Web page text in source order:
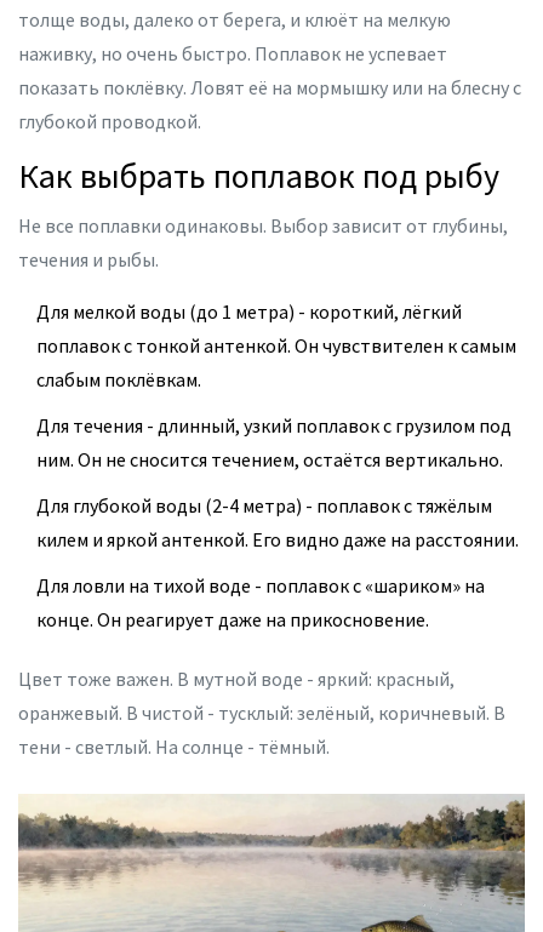
толще воды, далеко от берега, и клюёт на мелкую
наживку, но очень быстро. Поплавок не успевает
показать поклёвку. Ловят её на мормышку или на блесну с
глубокой проводкой.
Как выбрать поплавок под рыбу
Не все поплавки одинаковы. Выбор зависит от глубины,
течения и рыбы.
Для мелкой воды (до 1 метра) - короткий, лёгкий
поплавок с тонкой антенкой. Он чувствителен к самым
слабым поклёвкам.
Для течения - длинный, узкий поплавок с грузилом под
ним. Он не сносится течением, остаётся вертикально.
Для глубокой воды (2-4 метра) - поплавок с тяжёлым
килем и яркой антенкой. Его видно даже на расстоянии.
Для ловли на тихой воде - поплавок с «шариком» на
конце. Он реагирует даже на прикосновение.
Цвет тоже важен. В мутной воде - яркий: красный,
оранжевый. В чистой - тусклый: зелёный, коричневый. В
тени - светлый. На солнце - тёмный.